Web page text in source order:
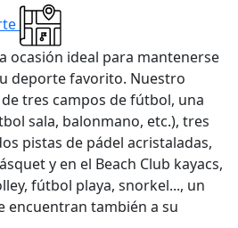
ocasión ideal para mantenerse
deporte favorito. Nuestro
tres campos de fútbol, una
sala, balonmano, etc.), tres
pistas de pádel acristaladas,
y en el Beach Club kayacs,
fútbol playa, snorkel..., un
encuentran también a su